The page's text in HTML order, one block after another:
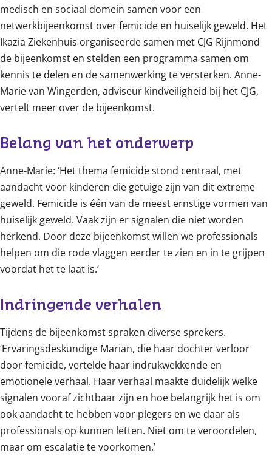
medisch en sociaal domein samen voor een
netwerkbijeenkomst over femicide en huiselijk geweld. Het
Ikazia Ziekenhuis organiseerde samen met CJG Rijnmond
de bijeenkomst en stelden een programma samen om
kennis te delen en de samenwerking te versterken. Anne-
Marie van Wingerden, adviseur kindveiligheid bij het CJG,
vertelt meer over de bijeenkomst.
Belang van het onderwerp
Anne-Marie: ‘Het thema femicide stond centraal, met
aandacht voor kinderen die getuige zijn van dit extreme
geweld. Femicide is één van de meest ernstige vormen van
huiselijk geweld. Vaak zijn er signalen die niet worden
herkend. Door deze bijeenkomst willen we professionals
helpen om die rode vlaggen eerder te zien en in te grijpen
voordat het te laat is.’
Indringende verhalen
Tijdens de bijeenkomst spraken diverse sprekers.
‘Ervaringsdeskundige Marian, die haar dochter verloor
door femicide, vertelde haar indrukwekkende en
emotionele verhaal. Haar verhaal maakte duidelijk welke
signalen vooraf zichtbaar zijn en hoe belangrijk het is om
ook aandacht te hebben voor plegers en we daar als
professionals op kunnen letten. Niet om te veroordelen,
maar om escalatie te voorkomen.’